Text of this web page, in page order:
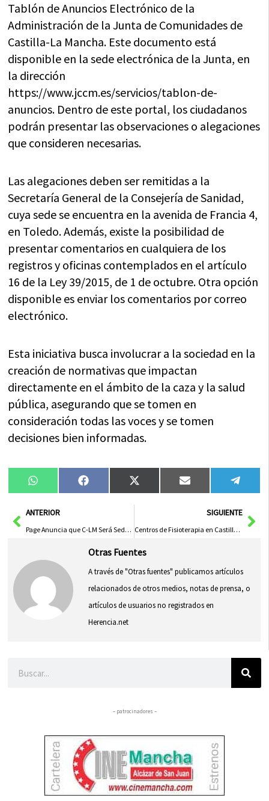
Tablón de Anuncios Electrónico de la
Administración de la Junta de Comunidades de
Castilla-La Mancha. Este documento está
disponible en la sede electrónica de la Junta, en
la dirección
https://www.jccm.es/servicios/tablon-de-
anuncios. Dentro de este portal, los ciudadanos
podrán presentar las observaciones o alegaciones
que consideren necesarias.
Las alegaciones deben ser remitidas a la
Secretaría General de la Consejería de Sanidad,
cuya sede se encuentra en la avenida de Francia 4,
en Toledo. Además, existe la posibilidad de
presentar comentarios en cualquiera de los
registros y oficinas contemplados en el artículo
16 de la Ley 39/2015, de 1 de octubre. Otra opción
disponible es enviar los comentarios por correo
electrónico.
Esta iniciativa busca involucrar a la sociedad en la
creación de normativas que impactan
directamente en el ámbito de la caza y la salud
pública, asegurando que se tomen en
consideración todas las voces y se tomen
decisiones bien informadas.
Compartir
en
WhatsAppCompartir
en
FacebookCompartir
en
X
(Twitter)
Compartir
en
Email
en
AntANTERIOR
Page Anuncia que C-LM Será Sede de la Comisión NAT del Comité Europeo de las Regiones en Septiembre de 2026
SIGUIENTE
Centros de Fisioterapia en Castilla-La Mancha Exigirán Personal Diplomado o Graduado
Otras Fuentes
A través de "Otras fuentes" publicamos artículos
relacionados de otros medios, notas de prensa, o
artículos de usuarios no registrados en
Herencia.net
– patrocinadores –